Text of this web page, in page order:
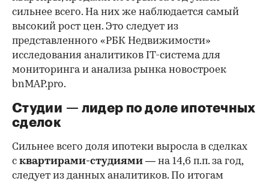
сильнее всего. На них же наблюдается самый
высокий рост цен. Это следует из
представленного «РБК Недвижимости»
исследования аналитиков IT-система для
мониторинга и анализа рынка новостроек
bnMAP.pro.
Студии — лидер по доле ипотечных
сделок
Сильнее всего доля ипотеки выросла в сделках
с квартирами-студиями — на 14,6 п.п. за год,
следует из данных аналитиков. По итогам